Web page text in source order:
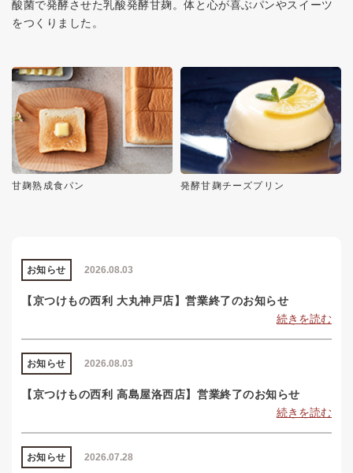
酸菌で発酵させた乳酸発酵甘麹。体と心が喜ぶパンやスイーツ
をつくりました。
甘麹熟成食パン 発酵甘麹チーズプリン
2026.08.03
お知らせ
【京つけもの西利 大丸神戸店】営業終了のお知らせ
続きを読む
2026.08.03
お知らせ
【京つけもの西利 高島屋洛西店】営業終了のお知らせ
続きを読む
2026.07.28
お知らせ